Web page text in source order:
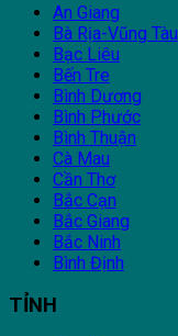
An Giang
Bà Rịa-Vũng Tàu
Bạc Liêu
Bến Tre
Bình Dương
Bình Phước
Bình Thuận
Cà Mau
Cần Thơ
Bắc Cạn
Bắc Giang
Bắc Ninh
Bình Định
TỈNH